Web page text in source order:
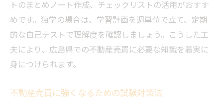
不動産売買で注目されるキャリアパスの描
き方
不動産売買資格を活かした独立開業のポイ
ント
不動産売買のキャリア構築に資格が不可欠
トのまとめノート作成、チェックリストの活用がおすす
めです。独学の場合は、学習計画を週単位で立て、定期
的な自己テストで理解度を確認しましょう。こうした工
夫により、広島県での不動産売買に必要な知識を着実に
身につけられます。
不動産売買に強くなるための試験対策法